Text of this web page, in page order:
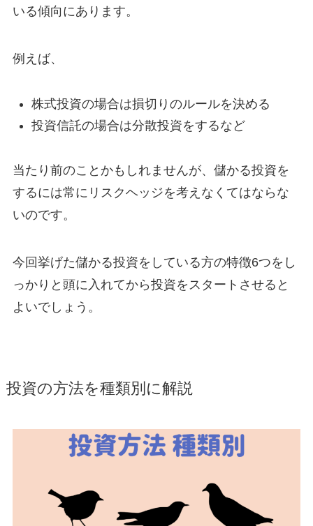
いる傾向にあります。
例えば、
株式投資の場合は損切りのルールを決める
投資信託の場合は分散投資をするなど
当たり前のことかもしれませんが、儲かる投資を
するには常にリスクヘッジを考えなくてはならな
いのです。
今回挙げた儲かる投資をしている方の特徴6つをし
っかりと頭に入れてから投資をスタートさせると
よいでしょう。
投資の方法を種類別に解説